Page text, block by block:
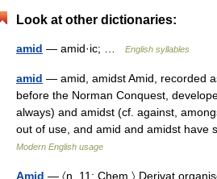
Look at other dictionaries:
amid — amid·ic; … English syllables
amid — amid, amidst Amid, recorded
before the Norman Conquest,
always) and amidst (cf. against,
out of use, and amid and amidst
Modern English usage
Amid — 〈n. 11; Chem.〉 Derivat